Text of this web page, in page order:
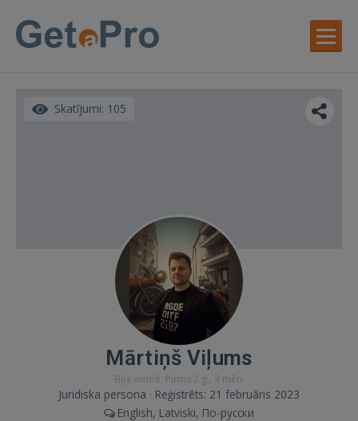
Skatījumi: 105
Mārtiņš Viļums
Bija vietnē: Pirms 2 g., 3 mēn.
Juridiska persona · Reģistrēts: 21 februāris 2023
English, Latviski, По-русски